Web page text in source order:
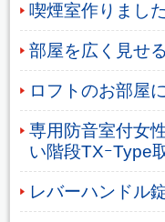
喫煙室作りまし
部屋を広く見せ
ロフトのお部屋
専用防音室付女
い階段TXｰType
レバーハンドル